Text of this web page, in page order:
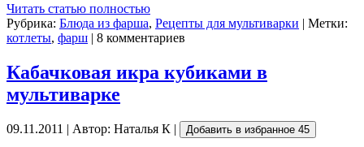
Читать статью полностью
Рубрика: Блюда из фарша, Рецепты для мультиварки | Метки:
котлеты, фарш | 8 комментариев
Кабачковая икра кубиками в
мультиварке
09.11.2011 | Автор: Наталья К | Добавить в избранное 45